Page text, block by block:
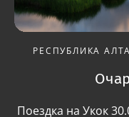
РЕСПУБЛИКА
Поездка на Укок